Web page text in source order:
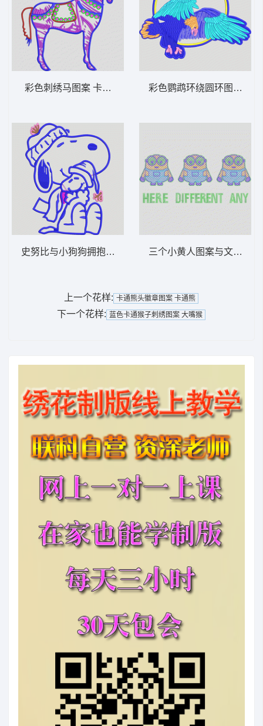
彩色刺绣马图案 卡通马
史努比与小狗狗拥抱 卡通史努比
彩色鹦鹉环绕圆环图案 老鹰
三个小黄人图案与文字 毛
上一个花样: 卡通熊头徽章图案 卡通熊
下一个花样: 蓝色卡通猴子刺绣图案 大嘴猴